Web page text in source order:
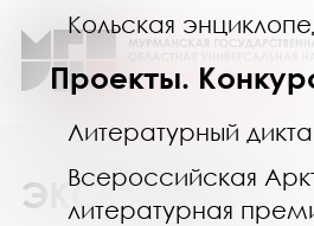
Кольская
Проекты.
Литературный
Всероссийская
литературная
ЭКСКУРСИИ